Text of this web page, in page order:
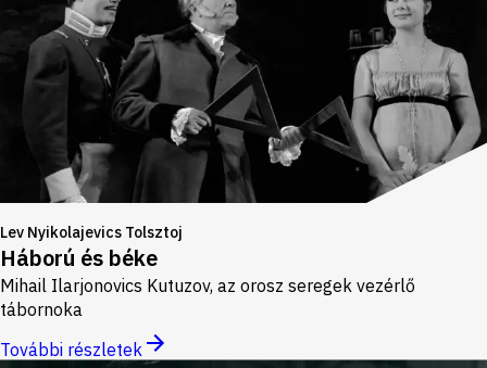
Lev Nyikolajevics Tolsztoj
Háború és béke
Mihail Ilarjonovics Kutuzov, az orosz seregek vezérlő
tábornoka
További részletek